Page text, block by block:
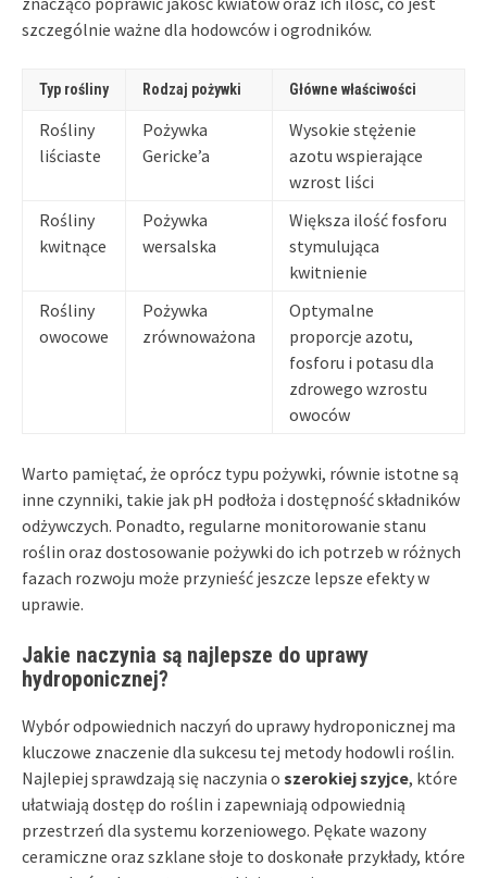
szczególnie ważne dla hodowców i ogrodników.
Typ rośliny Rodzaj pożywki Główne właściwości
Rośliny
liściaste
Pożywka
Gericke’a
Wysokie stężenie
azotu wspierające
wzrost liści
Rośliny
kwitnące
Pożywka
wersalska
Większa ilość fosforu
stymulująca
kwitnienie
Rośliny
owocowe
Pożywka
zrównoważona
Optymalne
proporcje azotu,
fosforu i potasu dla
zdrowego wzrostu
owoców
Warto pamiętać, że oprócz typu pożywki, równie istotne są
inne czynniki, takie jak pH podłoża i dostępność składników
odżywczych. Ponadto, regularne monitorowanie stanu
roślin oraz dostosowanie pożywki do ich potrzeb w różnych
fazach rozwoju może przynieść jeszcze lepsze efekty w
uprawie.
Jakie naczynia są najlepsze do uprawy
hydroponicznej?
Wybór odpowiednich naczyń do uprawy hydroponicznej ma
kluczowe znaczenie dla sukcesu tej metody hodowli roślin.
Najlepiej sprawdzają się naczynia o szerokiej szyjce, które
ułatwiają dostęp do roślin i zapewniają odpowiednią
przestrzeń dla systemu korzeniowego. Pękate wazony
ceramiczne oraz szklane słoje to doskonałe przykłady, które